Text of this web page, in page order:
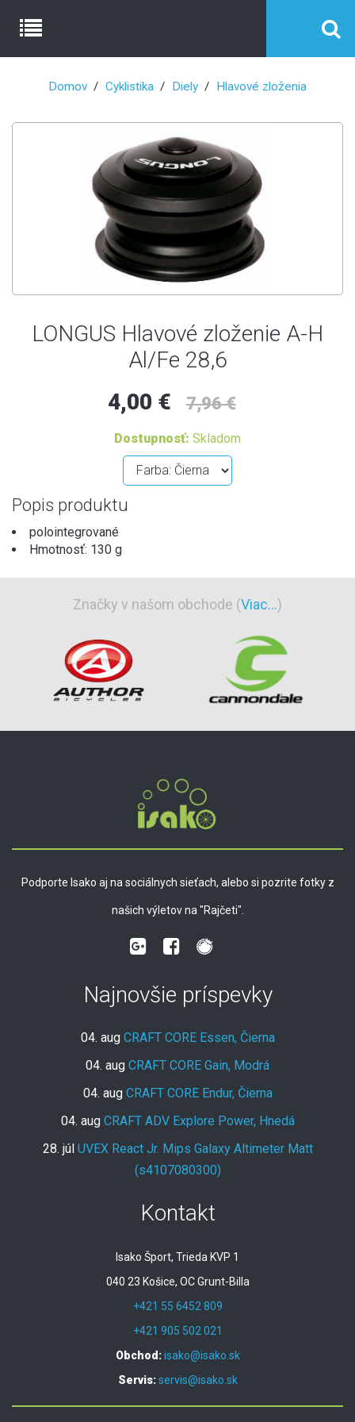
Domov Cyklistika Diely Hlavové zloženia
LONGUS Hlavové zloženie A-H
Al/Fe 28,6
4,00 €
7,96 €
Dostupnosť: Skladom
Popis produktu
polointegrované
Hmotnosť: 130 g
Značky v našom obchode (Viac...)
Podporte Isako aj na sociálnych sieťach, alebo si pozrite fotky z
našich výletov na "Rajčeti".
Najnovšie príspevky
04. aug CRAFT CORE Essen, Čierna
04. aug CRAFT CORE Gain, Modrá
04. aug CRAFT CORE Endur, Čierna
04. aug CRAFT ADV Explore Power, Hnedá
28. júl UVEX React Jr. Mips Galaxy Altimeter Matt
(s4107080300)
Kontakt
Isako Šport, Trieda KVP 1
040 23 Košice, OC Grunt-Billa
+421 55 6452 809
+421 905 502 021
Obchod:isako@isako.sk
Servis:servis@isako.sk